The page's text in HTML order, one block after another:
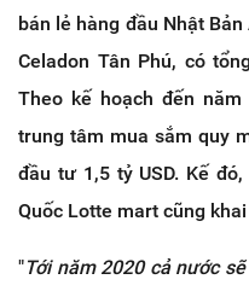
bán lẻ hàng đầu Nhật
Celadon Tân Phú, có
Theo kế hoạch đến
trung tâm mua sắm quy
đầu tư 1,5 tỷ USD. Kế
Quốc Lotte mart cũng
"Tới năm 2020 cả nước